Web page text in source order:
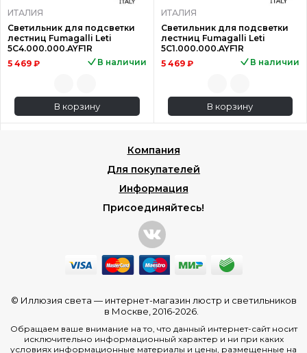
ИТАЛИЯ
Светильник для подсветки
лестниц Fumagalli Leti
5C4.000.000.AYF1R
5 469 ₽
В наличии
В корзину
ИТАЛИЯ
Светильник для подсветки
лестниц Fumagalli Leti
5C1.000.000.AYF1R
5 469 ₽
В наличии
В корзину
Компания
Для покупателей
Информация
Присоединяйтесь!
© Иллюзия света — интернет-магазин люстр и светильников
в Москве , 2016-2026.
Обращаем ваше внимание на то, что данный интернет-сайт носит
исключительно информационный характер и ни при каких
условиях информационные материалы и цены, размещенные на